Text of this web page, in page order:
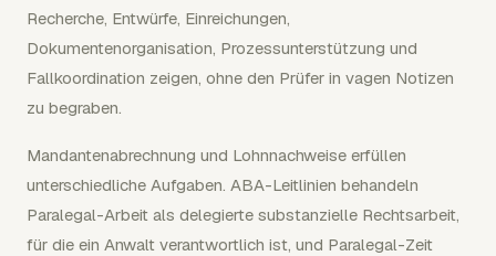
Recherche, Entwürfe, Einreichungen,
Dokumentenorganisation, Prozessunterstützung und
Fallkoordination zeigen, ohne den Prüfer in vagen Notizen
zu begraben.
Mandantenabrechnung und Lohnnachweise erfüllen
unterschiedliche Aufgaben. ABA-Leitlinien behandeln
Paralegal-Arbeit als delegierte substanzielle Rechtsarbeit,
für die ein Anwalt verantwortlich ist, und Paralegal-Zeit